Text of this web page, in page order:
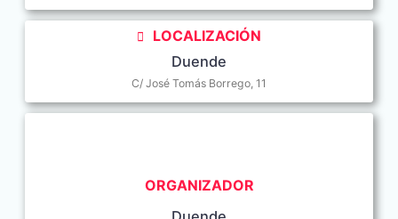
LOCALIZACIÓN
Duende
C/ José Tomás Borrego, 11
ORGANIZADOR